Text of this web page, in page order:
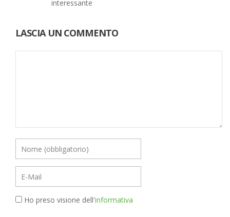
interessante
LASCIA UN COMMENTO
Ho preso visione dell'informativa